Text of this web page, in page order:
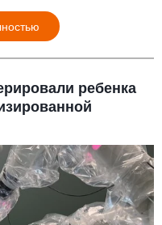
ребенка